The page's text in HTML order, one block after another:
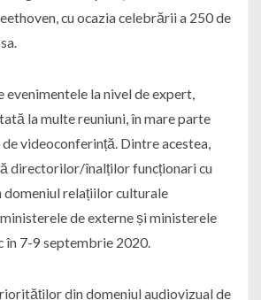
cu ocazia celebrării a 250 de
evenimentele la nivel de expert,
la multe reuniuni, în mare parte
videoconferință. Dintre acestea,
directorilor/înalților funcționari cu
relațiilor culturale
de externe și ministerele
în 7-9 septembrie 2020.
din domeniul audiovizual de